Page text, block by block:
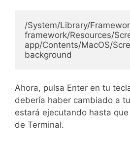
/System/Library/
framework/Resources/
app/Contents/MacOS/
background
Ahora, pulsa Enter en tu
debería haber cambiado a
estará ejecutando hasta
de Terminal.